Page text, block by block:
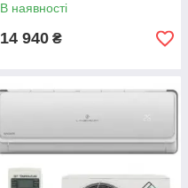
В наявності
14 940 ₴